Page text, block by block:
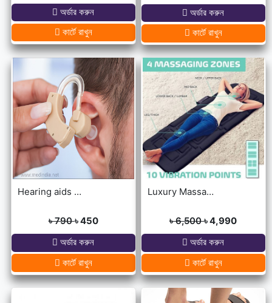
অর্ডার করুন
কার্টে রাখুন
অর্ডার করুন
কার্টে রাখুন
Hearing aids may help improve brain function
৳ 790৳ 450
অর্ডার করুন
কার্টে রাখুন
Luxury Massage Mat
৳ 6,500৳ 4,990
অর্ডার করুন
কার্টে রাখুন